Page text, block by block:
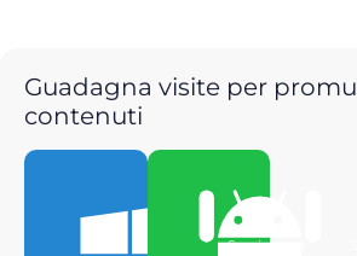
Guadagna visite per
contenuti
Scarica per